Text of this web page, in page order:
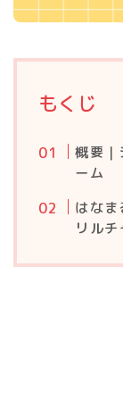
もくじ
概要｜
ーム
はなま
リルチ